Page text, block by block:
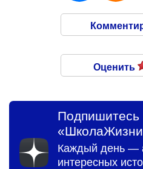
Оценить
Подпишитесь
Каждый день —
интересных